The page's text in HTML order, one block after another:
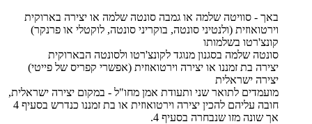
באך - סוויטה שלמה או גמבה סונטה שלמה או יצירה בארוקית
וירטואוזית (ולנטיני סונטה, בוקריני סונטה, לוקטלי או פרנקר)
קונצ'רטו בשלמותו
סונטה שלמה בסגנון מנוגד לקונצ'רטו ולסונטה הבארוקית
יצירה בת זמננו או יצירה וירטואוזית (אפשרי קפריס של פייטי)
יצירה ישראלית
מועמדים לתואר שני ותעודת אמן מחו"ל - במקום יצירה ישראלית,
חובה עליהם להכין יצירה וירטואוזית או בת זמננו כנדרש בסעיף 4
אך שונה מזו שנבחרה בסעיף 4.